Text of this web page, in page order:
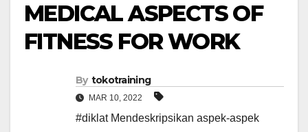
MEDICAL ASPECTS OF
FITNESS FOR WORK
By tokotraining
MAR 10, 2022
#diklat Mendeskripsikan aspek-aspek